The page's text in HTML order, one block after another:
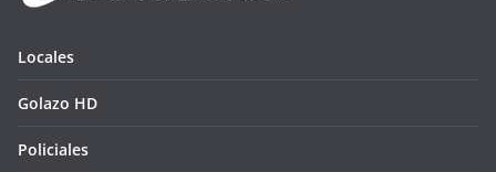
Locales
Golazo HD
Policiales